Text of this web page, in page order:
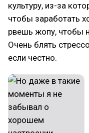
культуру, из-за
чтобы заработать
рвешь жопу, чтобы
Очень блять
если честно.